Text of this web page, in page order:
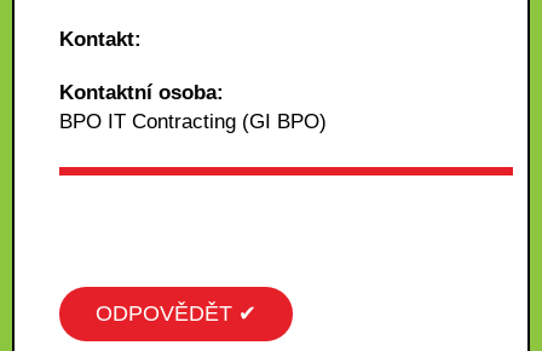
Kontakt:
Kontaktní osoba:
BPO IT Contracting (GI BPO)
ODPOVĚDĚT ✔